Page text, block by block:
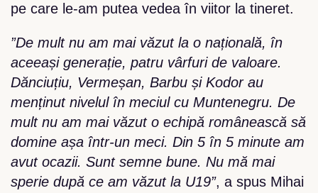
pe care le-am putea vedea în viitor la tineret.
”De mult nu am mai văzut la o națională, în
aceeași generație, patru vârfuri de valoare.
Dănciuțiu, Vermeșan, Barbu și Kodor au
menținut nivelul în meciul cu Muntenegru. De
mult nu am mai văzut o echipă românească să
domine așa într-un meci. Din 5 în 5 minute am
avut ocazii. Sunt semne bune. Nu mă mai
sperie după ce am văzut la U19”, a spus Mihai